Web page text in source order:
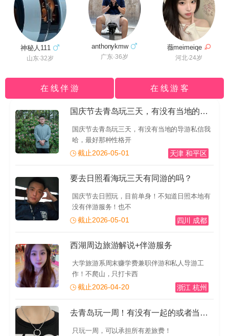
神秘人111
山东·32岁
anthonykmw
广东·36岁
薇meimeiqe
河北·24岁
在 线 伴 游 在 线 游 客
国庆节去青岛玩三天，有没有当地的导游私信我哈
国庆节去青岛玩三天，有没有当地的导游私信我
哈，最好那种性格开
截止2026-05-01 天津 和平区
要去日照看海玩三天有同游的吗？
国庆节去日照玩，目前单身！不知道日照本地有
没有伴游服务！也不
截止2026-05-01 四川 成都
西湖周边旅游解说+伴游服务
大学旅游系周末赚学费兼职伴游和私人导游工
作！不爬山，只打卡西
截止2026-04-20 浙江 杭州
去青岛玩一周！有没有一起的或者当地的导游推荐一下！有
只玩一周，可以承担所有差旅费！